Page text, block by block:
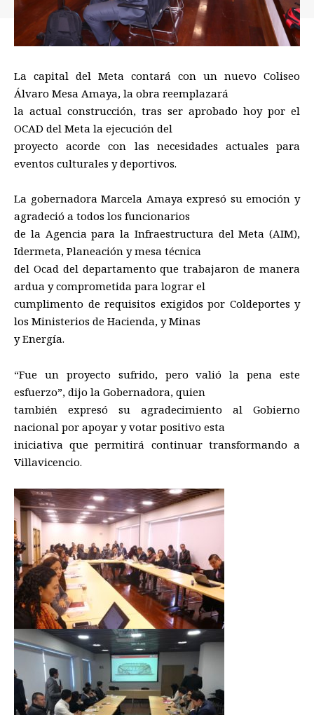
La capital del Meta contará con un nuevo Coliseo
Álvaro Mesa Amaya, la obra reemplazará
la actual construcción, tras ser aprobado hoy por el
OCAD del Meta la ejecución del
proyecto acorde con las necesidades actuales para
eventos culturales y deportivos.
La gobernadora Marcela Amaya expresó su emoción y
agradeció a todos los funcionarios
de la Agencia para la Infraestructura del Meta (AIM),
Idermeta, Planeación y mesa técnica
del Ocad del departamento que trabajaron de manera
ardua y comprometida para lograr el
cumplimento de requisitos exigidos por Coldeportes y
los Ministerios de Hacienda, y Minas
y Energía.
“Fue un proyecto sufrido, pero valió la pena este
esfuerzo”, dijo la Gobernadora, quien
también expresó su agradecimiento al Gobierno
nacional por apoyar y votar positivo esta
iniciativa que permitirá continuar transformando a
Villavicencio.